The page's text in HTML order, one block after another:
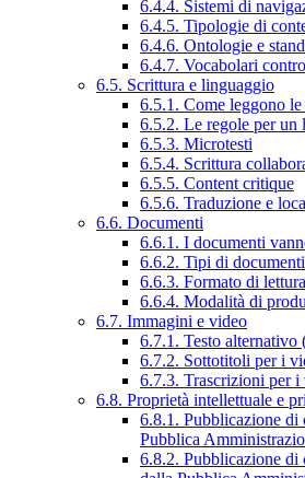
6.4.4. Sistemi di
6.4.5. Tipologie di
6.4.6. Ontologie e
6.4.7. Vocabolari
6.5. Scrittura e linguaggio
6.5.1. Come leggono
6.5.2. Le regole per un
6.5.3. Microtesti
6.5.4. Scrittura
6.5.5. Content critique
6.5.6. Traduzione e
6.6. Documenti
6.6.1. I documenti
6.6.2. Tipi di documenti
6.6.3. Formato di
6.6.4. Modalità di
6.7. Immagini e video
6.7.1. Testo
6.7.2. Sottotitoli per i
6.7.3. Trascrizioni per i
6.8. Proprietà intellettuale e
6.8.1. Pubblicazione di
Pubblica
6.8.2. Pubblicazione di